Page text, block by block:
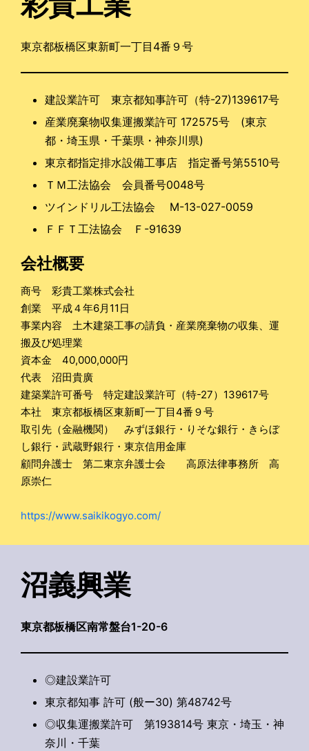
東京都板橋区東新町一丁目4番９号
建設業許可 東京都知事許可（特-27)139617号
産業廃棄物収集運搬業許可 172575号 (東京
都・埼玉県・千葉県・神奈川県)
東京都指定排水設備工事店 指定番号第5510号
ＴＭ工法協会 会員番号0048号
ツインドリル工法協会 M-13-027-0059
ＦＦＴ工法協会 Ｆ-91639
会社概要
商号 彩貴工業株式会社
創業 平成４年6月11日
事業内容 土木建築工事の請負・産業廃棄物の収集、運
搬及び処理業
資本金 40,000,000円
代表 沼田貴廣
建築業許可番号 特定建設業許可（特-27）139617号
本社 東京都板橋区東新町一丁目4番９号
取引先（金融機関） みずほ銀行・りそな銀行・きらぼ
し銀行・武蔵野銀行・東京信用金庫
顧問弁護士 第二東京弁護士会 高原法律事務所 高
原崇仁
https://www.saikikogyo.com/
沼義興業
東京都板橋区南常盤台1-20-6
◎建設業許可
東京都知事 許可 (般ー30) 第48742号
◎収集運搬業許可 第193814号 東京・埼玉・神
奈川・千葉